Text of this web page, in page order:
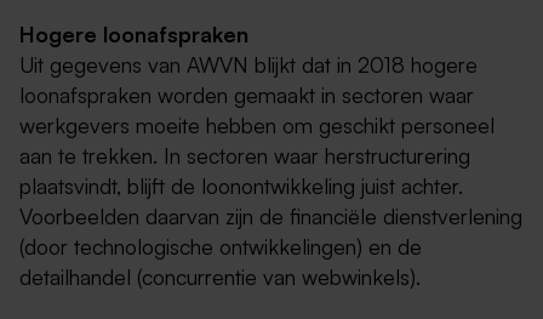
Hogere loonafspraken
Uit gegevens van AWVN blijkt dat in 2018 hogere
loonafspraken worden gemaakt in sectoren waar
werkgevers moeite hebben om geschikt personeel
aan te trekken. In sectoren waar herstructurering
plaatsvindt, blijft de loonontwikkeling juist achter.
Voorbeelden daarvan zijn de financiële dienstverlening
(door technologische ontwikkelingen) en de
detailhandel (concurrentie van webwinkels).